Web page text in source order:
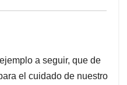
a seguir, que de
el cuidado de nuestro